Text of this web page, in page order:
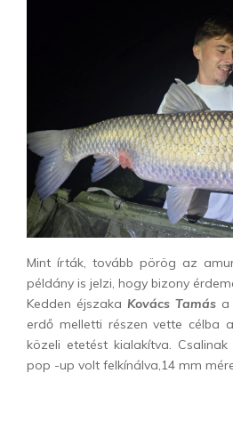
Mint írták, tovább pörög az
példány is jelzi, hogy bizony
Kedden éjszaka Kovács Tamás a
erdő melletti részen vette célba
közeli etetést kialakítva.
pop -up volt felkínálva,14 mm